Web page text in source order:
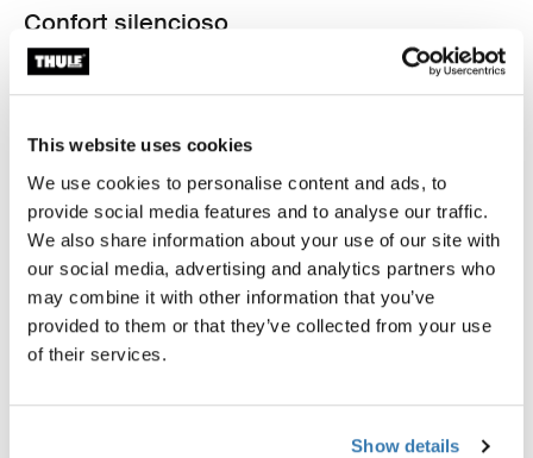
This website uses cookies
We use cookies to personalise content and ads, to
provide social media features and to analyse our traffic.
We also share information about your use of our site with
our social media, advertising and analytics partners who
may combine it with other information that you’ve
provided to them or that they’ve collected from your use
of their services.
Show details
Confort silencioso
Thule Allax doble no solo es seguro y fácil de usar, sino
que también es silencioso. Esto garantiza que tú y tus
innecesarios mientras conduces.